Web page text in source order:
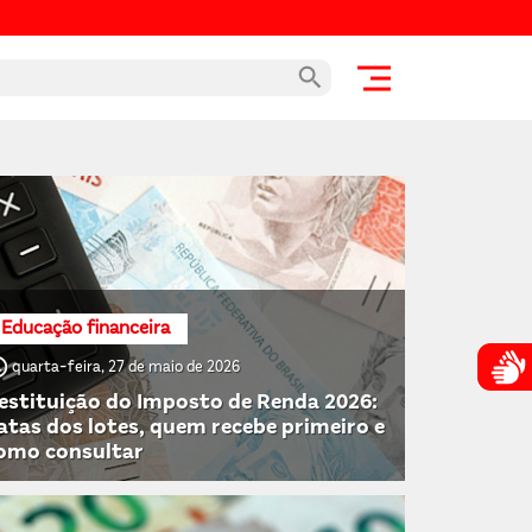
Educação financeira
quarta-feira, 27 de maio de 2026
do Imposto de Renda 2026:
dos lotes, quem recebe primeiro e
consultar